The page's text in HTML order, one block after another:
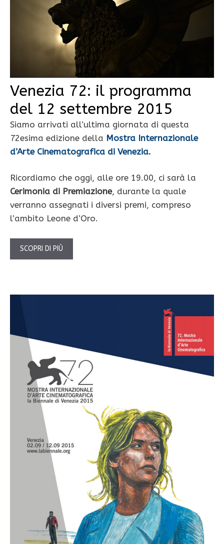
Venezia 72: il programma
del 12 settembre 2015
Siamo arrivati all’ultima giornata di questa
72esima edizione della Mostra Internazionale
d’Arte Cinematografica di Venezia.
Ricordiamo che oggi, alle ore 19.00, ci sarà la
Cerimonia di Premiazione, durante la quale
verranno assegnati i diversi premi, compreso
l’ambito Leone d’Oro.
SCOPRI DI PIÙ